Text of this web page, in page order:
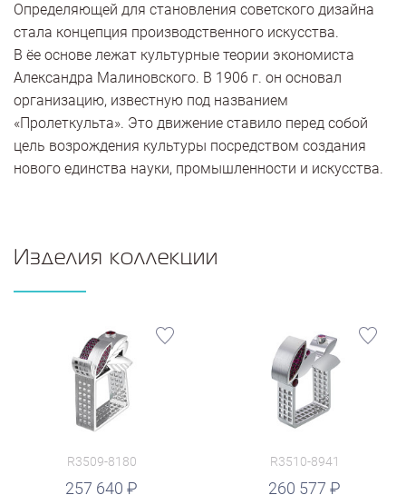
Определяющей для становления советского дизайна
стала концепция производственного искусства.
В ёе основе лежат культурные теории экономиста
Александра Малиновского. В 1906 г. он основал
организацию, известную под названием
«Пролеткульта». Это движение ставило перед собой
цель возрождения культуры посредством создания
нового единства науки, промышленности и искусства.
Изделия коллекции
R3509-8180
257 640
R3510-8941
260 577
руб.